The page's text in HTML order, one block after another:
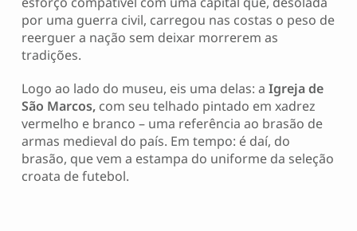
por uma guerra civil, carregou nas costas o peso de
reerguer a nação sem deixar morrerem as
tradições.
Logo ao lado do museu, eis uma delas: a Igreja de
São Marcos,com seu telhado pintado em xadrez
vermelho e branco – uma referência ao brasão de
armas medieval do país. Em tempo: é daí, do
brasão, que vem a estampa do uniforme da seleção
croata de futebol.